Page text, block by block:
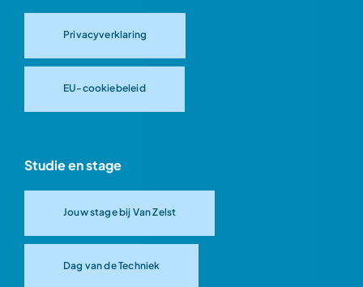
Privacyverklaring
EU-cookiebeleid
Studie en stage
Jouw stage bij Van Zelst
Dag van de Techniek